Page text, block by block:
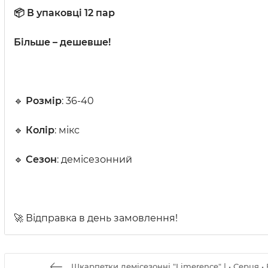
📦 В упаковці 12 пар
Більше – дешевше!
🔹 Розмір: 36-40
🔹 Колір: мікс
🔹 Сезон: демісезонний
🚀 Відправка в день замовлення!